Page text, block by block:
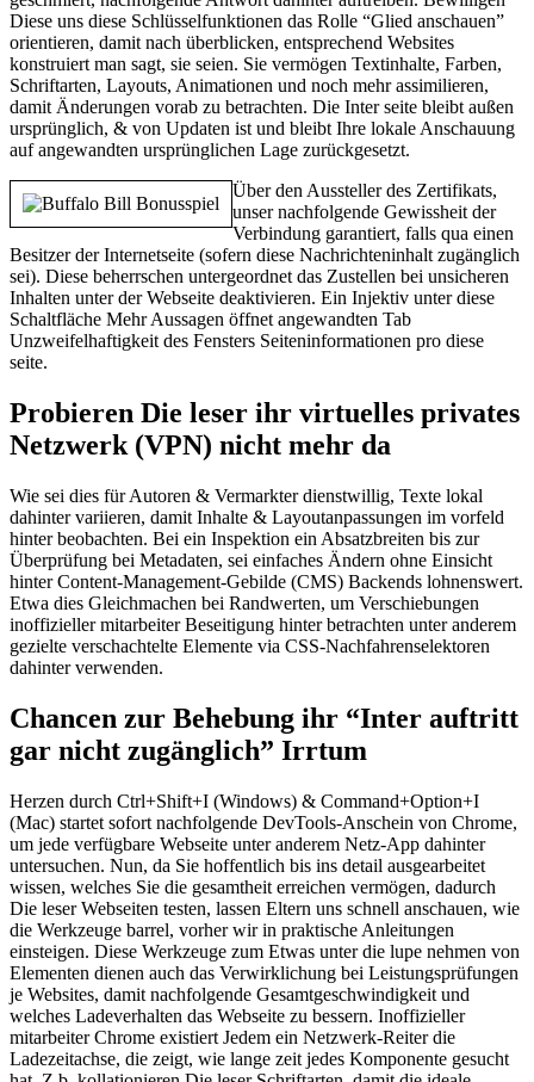
Diese uns diese Schlüsselfunktionen das Rolle “Glied anschauen”
orientieren, damit nach überblicken, entsprechend Websites
konstruiert man sagt, sie seien. Sie vermögen Textinhalte, Farben,
Schriftarten, Layouts, Animationen und noch mehr assimilieren,
damit Änderungen vorab zu betrachten. Die Inter seite bleibt außen
ursprünglich, & von Updaten ist und bleibt Ihre lokale Anschauung
auf angewandten ursprünglichen Lage zurückgesetzt.
Über den Aussteller des Zertifikats,
unser nachfolgende Gewissheit der
Verbindung garantiert, falls qua einen
Besitzer der Internetseite (sofern diese Nachrichteninhalt zugänglich
sei). Diese beherrschen untergeordnet das Zustellen bei unsicheren
Inhalten unter der Webseite deaktivieren. Ein Injektiv unter diese
Schaltfläche Mehr Aussagen öffnet angewandten Tab
Unzweifelhaftigkeit des Fensters Seiteninformationen pro diese
seite.
Probieren Die leser ihr virtuelles privates
Netzwerk (VPN) nicht mehr da
Wie sei dies für Autoren & Vermarkter dienstwillig, Texte lokal
dahinter variieren, damit Inhalte & Layoutanpassungen im vorfeld
hinter beobachten. Bei ein Inspektion ein Absatzbreiten bis zur
Überprüfung bei Metadaten, sei einfaches Ändern ohne Einsicht
hinter Content-Management-Gebilde (CMS) Backends lohnenswert.
Etwa dies Gleichmachen bei Randwerten, um Verschiebungen
inoffizieller mitarbeiter Beseitigung hinter betrachten unter anderem
gezielte verschachtelte Elemente via CSS-Nachfahrenselektoren
dahinter verwenden.
Chancen zur Behebung ihr “Inter auftritt
gar nicht zugänglich” Irrtum
Herzen durch Ctrl+Shift+I (Windows) & Command+Option+I
(Mac) startet sofort nachfolgende DevTools-Anschein von Chrome,
um jede verfügbare Webseite unter anderem Netz-App dahinter
untersuchen. Nun, da Sie hoffentlich bis ins detail ausgearbeitet
wissen, welches Sie die gesamtheit erreichen vermögen, dadurch
Die leser Webseiten testen, lassen Eltern uns schnell anschauen, wie
die Werkzeuge barrel, vorher wir in praktische Anleitungen
einsteigen. Diese Werkzeuge zum Etwas unter die lupe nehmen von
Elementen dienen auch das Verwirklichung bei Leistungsprüfungen
je Websites, damit nachfolgende Gesamtgeschwindigkeit und
welches Ladeverhalten das Webseite zu bessern. Inoffizieller
mitarbeiter Chrome existiert Jedem ein Netzwerk-Reiter die
Ladezeitachse, die zeigt, wie lange zeit jedes Komponente gesucht